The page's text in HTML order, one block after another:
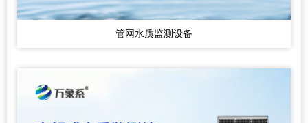
管网水质监测设备